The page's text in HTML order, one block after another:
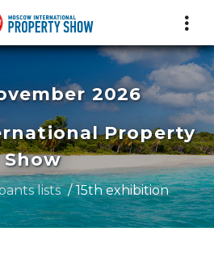
2026
Property
Show
lists 15th exhibition